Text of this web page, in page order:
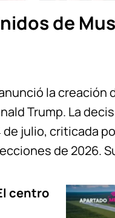
de
la
Trump. La
julio, criticada
de 2026.
centro